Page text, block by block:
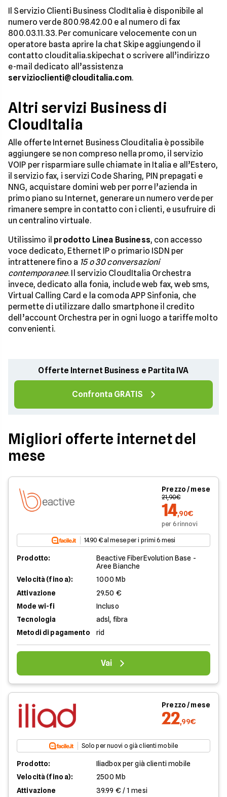
Il Servizio Clienti Business ClodItalia è disponibile al
numero verde 800.98.42.00 e al numero di fax
800.03.11.33. Per comunicare velocemente con un
operatore basta aprire la chat Skipe aggiungendo il
contatto clouditalia.skipechat o scrivere all’indirizzo
e-mail dedicato all’assistenza
servizioclienti@clouditalia.com.
Altri servizi Business di
CloudItalia
Alle offerte Internet Business Clouditalia è possibile
aggiungere se non compreso nella promo, il servizio
VOIP per risparmiare sulle chiamate in Italia e all’Estero,
il servizio fax, i servizi Code Sharing, PIN prepagati e
NNG, acquistare domini web per porre l’azienda in
primo piano su Internet, generare un numero verde per
rimanere sempre in contatto con i clienti, e usufruire di
un centralino virtuale.
Utilissimo il prodotto Linea Business, con accesso
voce dedicato, Ethernet IP o primario ISDN per
intrattenere fino a 15 o 30 conversazioni
contemporanee. Il servizio CloudItalia Orchestra
invece, dedicato alla fonia, include web fax, web sms,
Virtual Calling Card e la comoda APP Sinfonia, che
permette di utilizzare dallo smartphone il credito
dell’account Orchestra per in ogni luogo a tariffe molto
convenienti.
Offerte Internet Business e Partita IVA
Confronta GRATIS
Migliori offerte internet del
mese
Prezzo / mese
21,90€
14,90€
per 6 rinnovi
14.90 € al mese per i primi 6 mesi
Prodotto:
Beactive FiberEvolution Base -
Aree Bianche
Velocità (fino a):
1000 Mb
Attivazione
29.50 €
Mode wi-fi
Incluso
Tecnologia
adsl, fibra
Metodi di pagamento
rid
Vai
Prezzo / mese
22,99€
Solo per nuovi o già clienti mobile
Prodotto:
Iliadbox per già clienti mobile
Velocità (fino a):
2500 Mb
Attivazione
39.99 € / 1 mesi